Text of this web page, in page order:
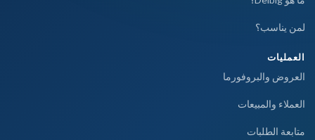
لمن يناسب؟
العمليات
العروض والبروفورما
العملاء والمبيعات
متابعة الطلبات